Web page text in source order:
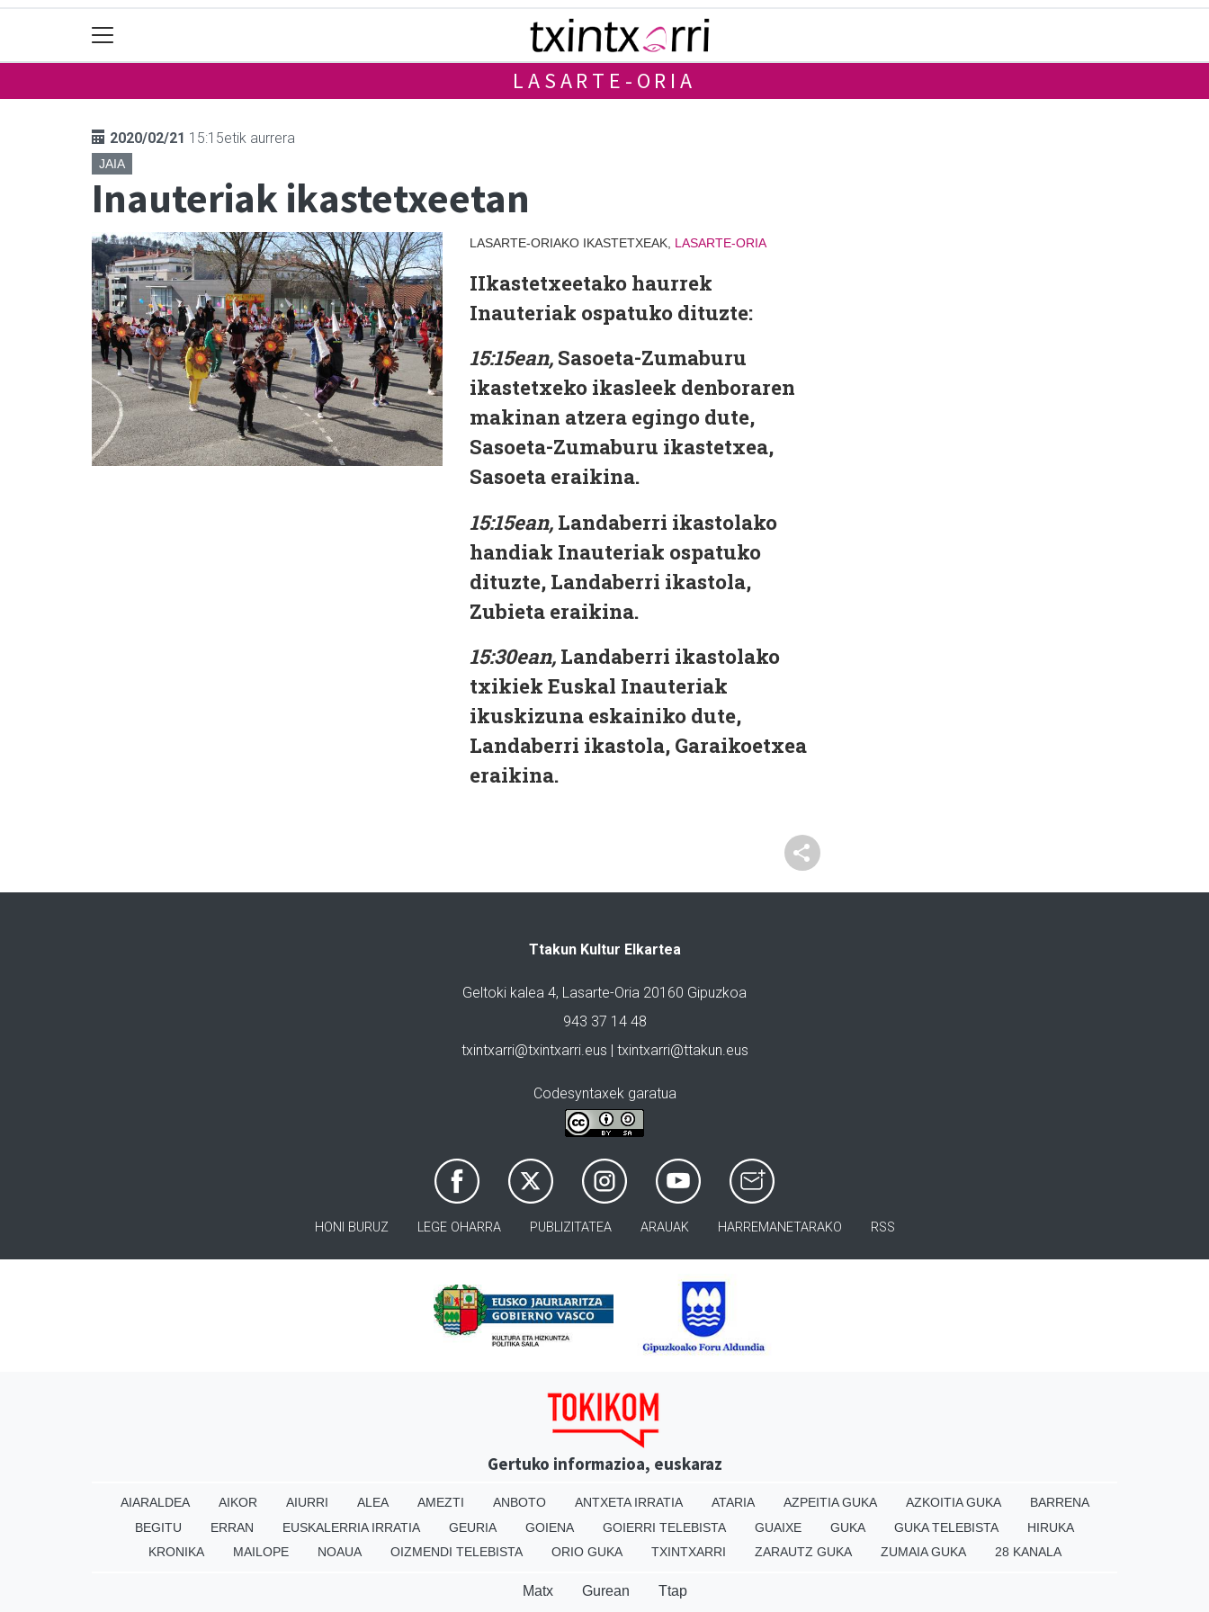
LASARTE-ORIA
2020/02/21 15:15etik aurrera
JAIA
Inauteriak ikastetxeetan
LASARTE-ORIAKO IKASTETXEAK, LASARTE-ORIA
IIkastetxeetako haurrek
Inauteriak ospatuko dituzte:
15:15ean, Sasoeta-Zumaburu
ikastetxeko ikasleek denboraren
makinan atzera egingo dute,
Sasoeta-Zumaburu ikastetxea,
Sasoeta eraikina.
15:15ean, Landaberri ikastolako
handiak Inauteriak ospatuko
dituzte, Landaberri ikastola,
Zubieta eraikina.
15:30ean, Landaberri ikastolako
txikiek Euskal Inauteriak
ikuskizuna eskainiko dute,
Landaberri ikastola, Garaikoetxea
eraikina.
Ttakun Kultur Elkartea
Geltoki kalea 4, Lasarte-Oria 20160 Gipuzkoa
943 37 14 48
txintxarri@txintxarri.eus | txintxarri@ttakun.eus
Codesyntaxek garatua
HONI BURUZ LEGE OHARRA PUBLIZITATEA ARAUAK HARREMANETARAKO RSS
Gertuko informazioa, euskaraz
AIARALDEA AIKOR AIURRI ALEA AMEZTI ANBOTO ANTXETA IRRATIA ATARIA AZPEITIA GUKA AZKOITIA GUKA
BARRENA
BEGITU
ERRAN EUSKALERRIA IRRATIA GEURIA GOIENA GOIERRI TELEBISTA GUAIXE GUKA GUKA TELEBISTA
HIRUKA
KRONIKA
MAILOPE NOAUA OIZMENDI TELEBISTA ORIO GUKA TXINTXARRI ZARAUTZ GUKA ZUMAIA GUKA 28 KANALA
Matx Gurean Ttap